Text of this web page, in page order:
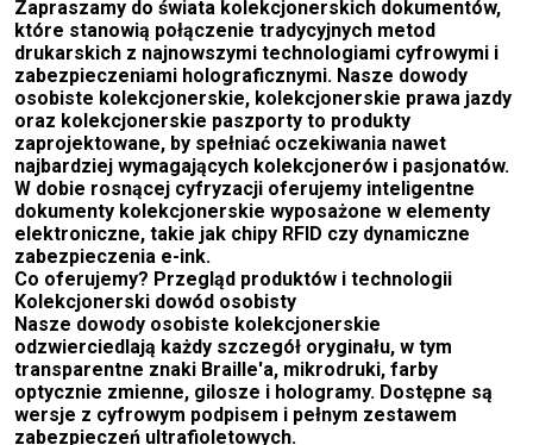
Zapraszamy do świata kolekcjonerskich dokumentów,
które stanowią połączenie tradycyjnych metod
drukarskich z najnowszymi technologiami cyfrowymi i
zabezpieczeniami holograficznymi. Nasze dowody
osobiste kolekcjonerskie, kolekcjonerskie prawa jazdy
oraz kolekcjonerskie paszporty to produkty
zaprojektowane, by spełniać oczekiwania nawet
najbardziej wymagających kolekcjonerów i pasjonatów.
W dobie rosnącej cyfryzacji oferujemy inteligentne
dokumenty kolekcjonerskie wyposażone w elementy
elektroniczne, takie jak chipy RFID czy dynamiczne
zabezpieczenia e-ink.
Co oferujemy? Przegląd produktów i technologii
Kolekcjonerski dowód osobisty
Nasze dowody osobiste kolekcjonerskie
odzwierciedlają każdy szczegół oryginału, w tym
transparentne znaki Braille'a, mikrodruki, farby
optycznie zmienne, gilosze i hologramy. Dostępne są
wersje z cyfrowym podpisem i pełnym zestawem
zabezpieczeń ultrafioletowych.